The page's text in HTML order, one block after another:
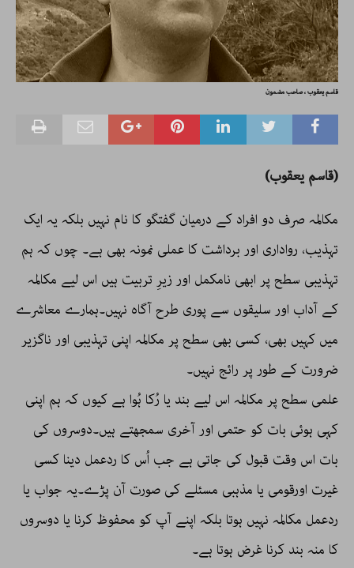
قاسم یعقوب ، صاحب مضمون
(قاسم یعقوب)
مکالمہ صرف دو افراد کے درمیان گفتگو کا نام نہیں بلکہ یہ ایک
تہذیب، رواداری اور برداشت کا عملی نمونہ بھی ہے۔ چوں کہ ہم
تہذیبی سطح پر ابھی نامکمل اور زیرِ تربیت ہیں اس لیے مکالمہ
کے آداب اور سلیقوں سے پوری طرح آگاہ نہیں۔ہمارے معاشرے
میں کہیں بھی، کسی بھی سطح پر مکالمہ اپنی تہذیبی اور ناگزیر
ضرورت کے طور پر رائج نہیں۔
علمی سطح پر مکالمہ اس لیے بند یا رُکا ہُوا ہے کیوں کہ ہم اپنی
کہی ہوئی بات کو حتمی اور آخری سمجھتے ہیں۔دوسروں کی
بات اس وقت قبول کی جاتی ہے جب اُس کا ردعمل دینا کسی
غیرت اورقومی یا مذہبی مسئلے کی صورت آن پڑے۔یہ جواب یا
ردعمل مکالمہ نہیں ہوتا بلکہ اپنے آپ کو محفوظ کرنا یا دوسروں
کا منہ بند کرنا غرض ہوتا ہے۔